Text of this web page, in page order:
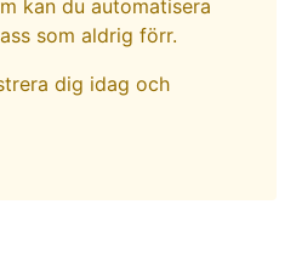
kan du automatisera
som aldrig förr.
dig idag och